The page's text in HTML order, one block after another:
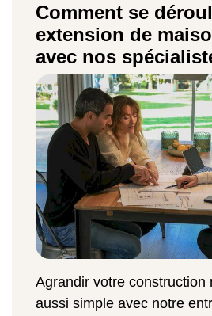
Comment se
extension de
avec nos
Agrandir votre construction
aussi simple avec notre